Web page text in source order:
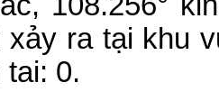
ra tại khu
tai: 0.